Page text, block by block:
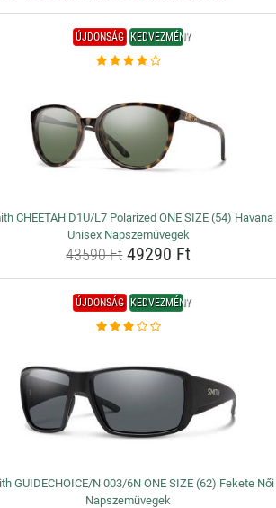
ÚJDONSÁG KEDVEZMÉNY
CHEETAH D1U/L7 Polarized ONE SIZE (54) Havana
Unisex Napszemüvegek
43590 Ft49290 Ft
ÚJDONSÁG KEDVEZMÉNY
GUIDECHOICE/N 003/6N ONE SIZE (62) Fekete Női
Napszemüvegek